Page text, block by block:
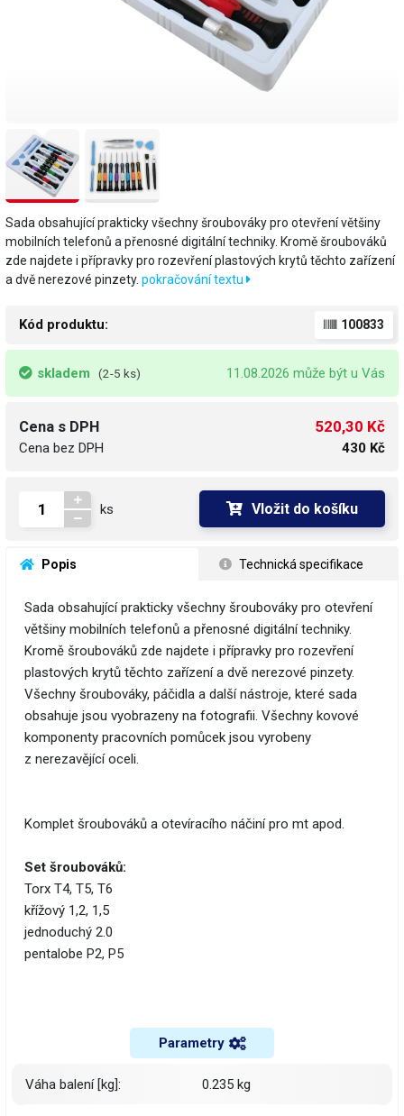
Sada obsahující prakticky všechny šroubováky pro otevření většiny
mobilních telefonů a přenosné digitální techniky. Kromě šroubováků
zde najdete i přípravky pro rozevření plastových krytů těchto zařízení
a dvě nerezové pinzety. pokračování textu
Kód produktu: 100833
skladem (2-5 ks) 11.08.2026 může být u Vás
Cena s DPH
Cena bez DPH
520,30 Kč
430 Kč
ks Vložit do košíku
Popis Technická specifikace
Sada obsahující prakticky všechny šroubováky pro otevření
většiny mobilních telefonů a přenosné digitální techniky.
Kromě šroubováků zde najdete i přípravky pro rozevření
plastových krytů těchto zařízení a dvě nerezové pinzety.
Všechny šroubováky, páčidla a další nástroje, které sada
obsahuje jsou vyobrazeny na fotografii. Všechny kovové
komponenty pracovních pomůcek jsou vyrobeny
z nerezavějící oceli.
Komplet šroubováků a otevíracího náčiní pro mt apod.
Set šroubováků:
Torx T4, T5, T6
křížový 1,2, 1,5
jednoduchý 2.0
pentalobe P2, P5
Parametry
Váha balení [kg]: 0.235 kg